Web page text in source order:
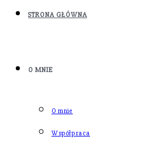
STRONA GŁÓWNA
O MNIE
O mnie
Współpraca